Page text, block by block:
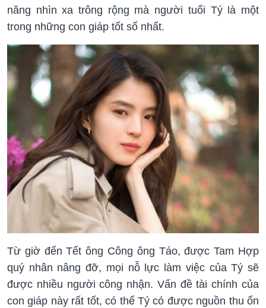
năng nhìn xa trông rộng mà người tuổi Tý là một
trong những con giáp tốt số nhất.
Từ giờ đến Tết ông Công ông Táo, được Tam Hợp
quý nhân nâng đỡ, mọi nỗ lực làm việc của Tý sẽ
được nhiều người công nhận. Vấn đề tài chính của
con giáp này rất tốt, có thể Tý có được nguồn thu ổn